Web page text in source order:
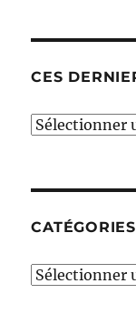
CES
Ces
CATÉGORIES
Catégories